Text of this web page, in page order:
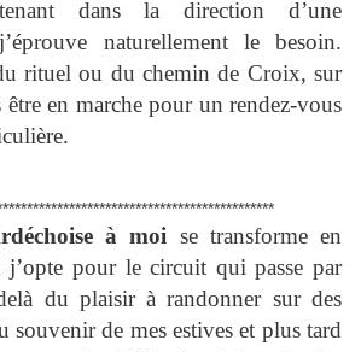
dans la direction d’une
naturellement le besoin.
rituel ou du chemin de Croix, sur
être en marche pour un rendez-vous
à moi se transforme en
j’opte pour le circuit qui passe par
du plaisir à randonner sur des
souvenir de mes estives et plus tard